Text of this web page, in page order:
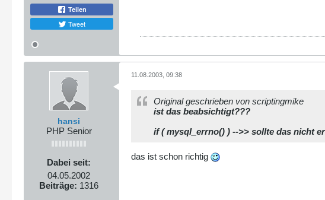
Teilen
Tweet
hansi
PHP Senior
Dabei seit:
04.05.2002
Beiträge: 1316
11.08.2003, 09:38
Original geschrieben von scriptingmike
ist das beabsichtigt???
if ( mysql_errno() ) -->> sollte das nicht
das ist schon richtig